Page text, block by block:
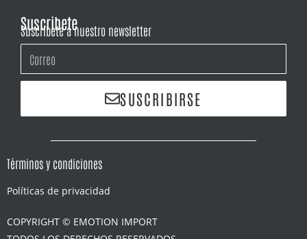
Suscribete
Suscríbete a nuestro newsletter
SUSCRIBIRSE
Términos y condiciones
Políticas de privacidad
COPYRIGHT © EMOTION IMPORT